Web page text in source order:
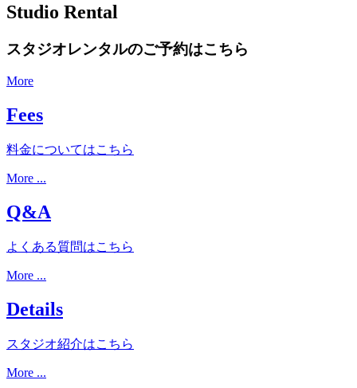
Studio Rental
スタジオレンタルのご予約はこちら
More
Fees
料金についてはこちら
More ...
Q&A
よくある質問はこちら
More ...
Details
スタジオ紹介はこちら
More ...